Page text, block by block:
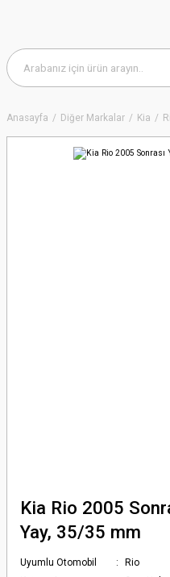
Anasayfa Diğer Markalar Kia
Kia Rio 2005
Yay, 35/35 mm
Uyumlu Otomobil
Rio